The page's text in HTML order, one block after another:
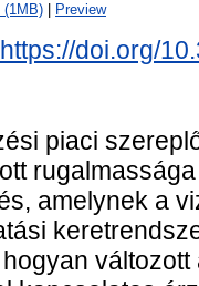
(1MB) Preview
https://doi.org/
piaci
amelynek a